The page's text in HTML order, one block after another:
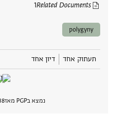
Related Documents
1
polygyny
תעתוק אחד דיון אחד
נמצא בPGP מאז